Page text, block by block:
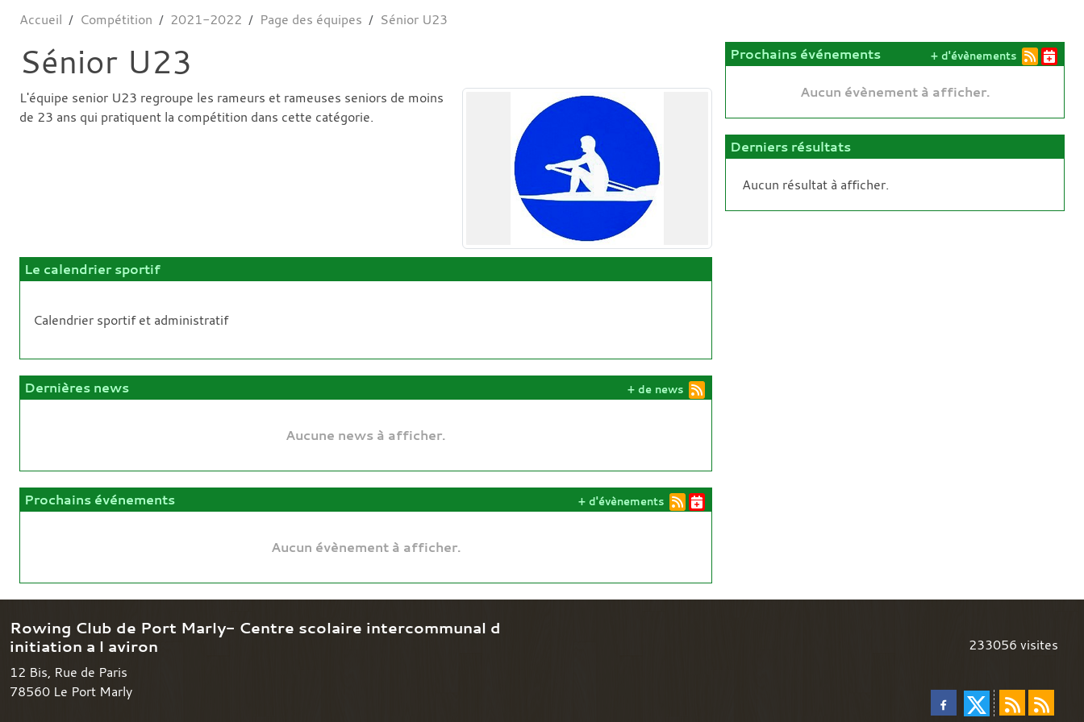
Accueil Compétition 2021-2022 Page des équipes Sénior U23
Sénior U23
L'équipe senior U23 regroupe les rameurs et rameuses seniors de moins
de 23 ans qui pratiquent la compétition dans cette catégorie.
Le calendrier sportif
Calendrier sportif et administratif
Dernières news
Aucune news à afficher.
+ de news
Prochains événements
Aucun évènement à afficher.
+ d'évènements
Prochains événements
Aucun évènement à afficher.
+ d'évènements
Derniers résultats
Aucun résultat à afficher.
Rowing Club de Port Marly- Centre scolaire intercommunal d
initiation a l aviron
12 Bis, Rue de Paris
78560 Le Port Marly
233056 visites